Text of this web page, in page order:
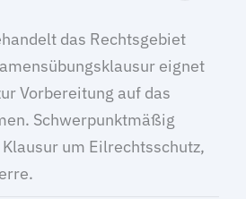
das Rechtsgebiet
eignet
Vorbereitung auf das
Schwerpunktmäßig
um Eilrechtsschutz,